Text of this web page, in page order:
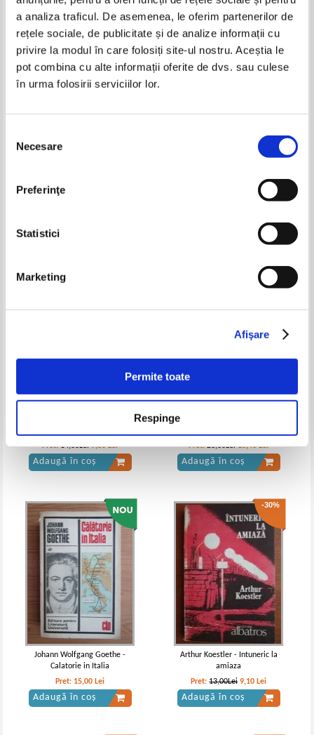
a analiza traficul. De asemenea, le oferim partenerilor de
rețele sociale, de publicitate și de analize informații cu
privire la modul în care folosiți site-ul nostru. Aceștia le
pot combina cu alte informații oferite de dvs. sau culese
în urma folosirii serviciilor lor.
consimțământului
Necesare
Preferinţe
Statistici
Marketing
Afişare
Permite toate
Respinge
Adaugă în coș
Walter Scott - Rob Roy Walter Scott - Rob Roy
Mihail Bulgakov - Garda alba
Pret:14,00Lei 9,80 Lei
Adaugă în coș
-60%
Karl May - De pe tron la esafod
Pret:26,00Lei 10,40 Lei
Adaugă în coș
Johann Wolfgang Goethe -
Calatorie in Italia
Pret: 15,00 Lei
Adaugă în coș
-30%
Arthur Koestler - Intuneric la
amiaza
Pret:13,00Lei 9,10 Lei
Adaugă în coș